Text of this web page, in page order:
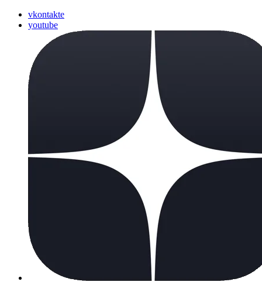
vkontakte
youtube